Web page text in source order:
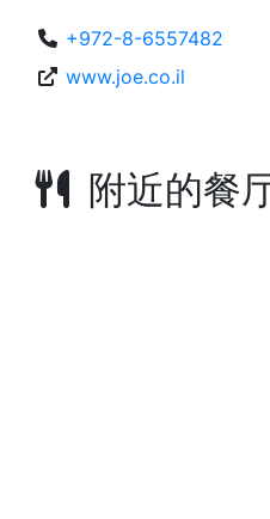
+972-8-6557482
www.joe.co.il
附近的餐